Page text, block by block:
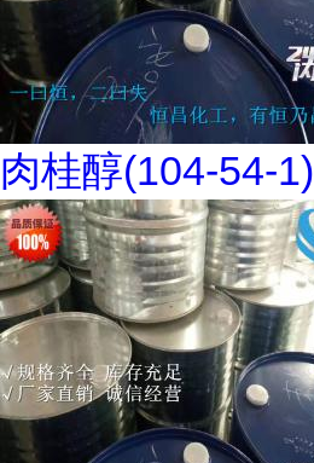
肉桂醇(104-54-1)